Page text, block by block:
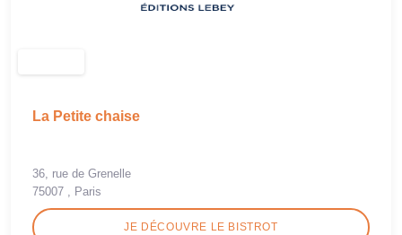
La Petite chaise
36, rue de Grenelle
75007 , Paris
JE DÉCOUVRE LE BISTROT